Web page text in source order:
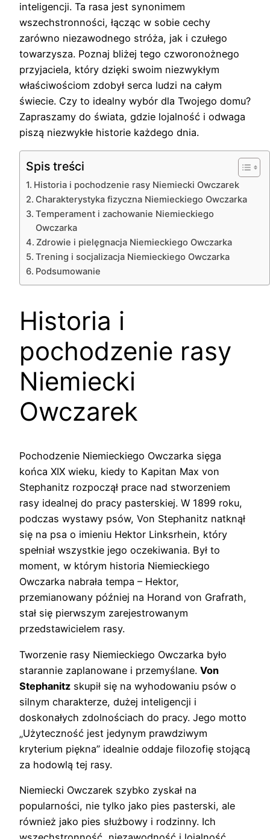
inteligencji. Ta rasa jest synonimem
wszechstronności, łącząc w sobie cechy
zarówno niezawodnego stróża, jak i czułego
towarzysza. Poznaj bliżej tego czworonożnego
przyjaciela, który dzięki swoim niezwykłym
właściwościom zdobył serca ludzi na całym
świecie. Czy to idealny wybór dla Twojego domu?
Zapraszamy do świata, gdzie lojalność i odwaga
piszą niezwykłe historie każdego dnia.
Spis treści
Historia i pochodzenie rasy Niemiecki Owczarek
Charakterystyka fizyczna Niemieckiego Owczarka
Temperament i zachowanie Niemieckiego
Owczarka
Zdrowie i pielęgnacja Niemieckiego Owczarka
Trening i socjalizacja Niemieckiego Owczarka
Podsumowanie
Historia i
pochodzenie rasy
Niemiecki
Owczarek
Pochodzenie Niemieckiego Owczarka sięga
końca XIX wieku, kiedy to Kapitan Max von
Stephanitz rozpoczął prace nad stworzeniem
rasy idealnej do pracy pasterskiej. W 1899 roku,
podczas wystawy psów, Von Stephanitz natknął
się na psa o imieniu Hektor Linksrhein, który
spełniał wszystkie jego oczekiwania. Był to
moment, w którym historia Niemieckiego
Owczarka nabrała tempa – Hektor,
przemianowany później na Horand von Grafrath,
stał się pierwszym zarejestrowanym
przedstawicielem rasy.
Tworzenie rasy Niemieckiego Owczarka było
starannie zaplanowane i przemyślane. Von
Stephanitz skupił się na wyhodowaniu psów o
silnym charakterze, dużej inteligencji i
doskonałych zdolnościach do pracy. Jego motto
„Użyteczność jest jedynym prawdziwym
kryterium piękna” idealnie oddaje filozofię stojącą
za hodowlą tej rasy.
Niemiecki Owczarek szybko zyskał na
popularności, nie tylko jako pies pasterski, ale
również jako pies służbowy i rodzinny. Ich